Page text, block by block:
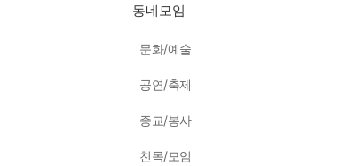
동네모임
문화/예술
공연/축제
종교/봉사
친목/모임